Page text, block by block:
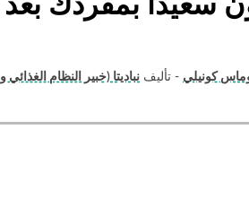
كونيلي - تأليف نباديتا (خبير النظام